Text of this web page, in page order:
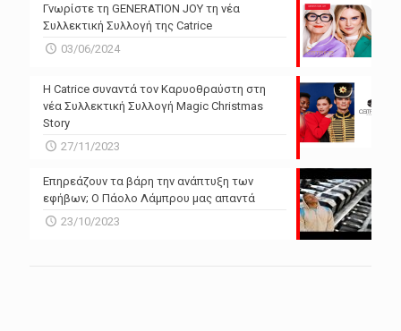
Γνωρίστε τη GENERATION JOY τη νέα
Συλλεκτική Συλλογή της Catrice
03/06/2024
Η Catrice συναντά τον Καρυοθραύστη στη
νέα Συλλεκτική Συλλογή Magic Christmas
Story
27/11/2023
Επηρεάζουν τα βάρη την ανάπτυξη των
εφήβων; Ο Πάολο Λάμπρου μας απαντά
23/10/2023